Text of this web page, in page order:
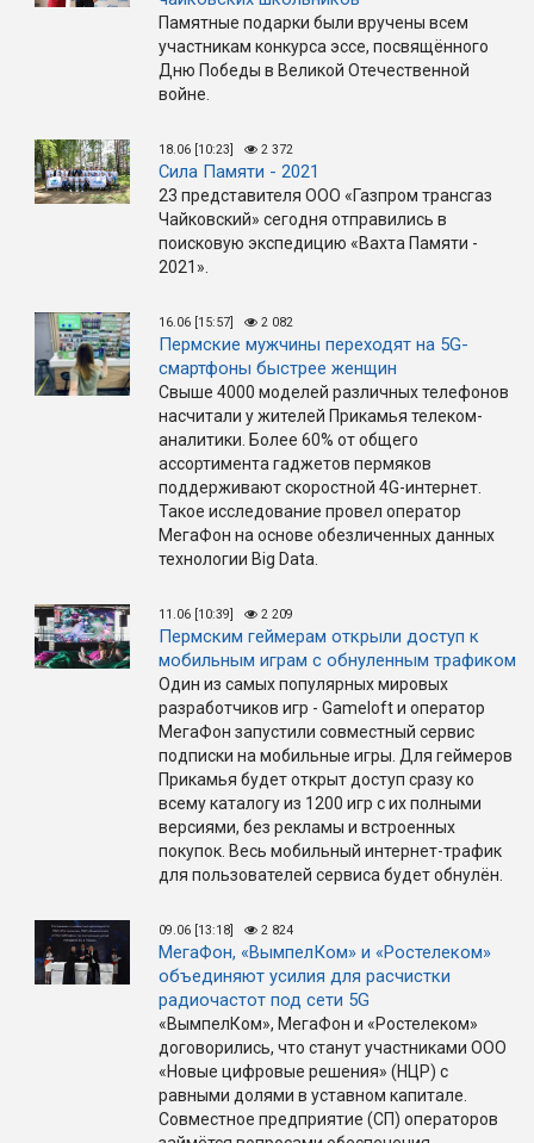
Памятные подарки были вручены всем
участникам конкурса эссе, посвящённого
Дню Победы в Великой Отечественной
войне.
18.06 [10:23] 2 372
Сила Памяти - 2021
23 представителя ООО «Газпром трансгаз
Чайковский» сегодня отправились в
поисковую экспедицию «Вахта Памяти -
2021».
16.06 [15:57] 2 082
Пермские мужчины переходят на 5G-
смартфоны быстрее женщин
Свыше 4000 моделей различных телефонов
насчитали у жителей Прикамья телеком-
аналитики. Более 60% от общего
ассортимента гаджетов пермяков
поддерживают скоростной 4G-интернет.
Такое исследование провел оператор
МегаФон на основе обезличенных данных
технологии Big Data.
11.06 [10:39] 2 209
Пермским геймерам открыли доступ к
мобильным играм с обнуленным трафиком
Один из самых популярных мировых
разработчиков игр - Gameloft и оператор
МегаФон запустили совместный сервис
подписки на мобильные игры. Для геймеров
Прикамья будет открыт доступ сразу ко
всему каталогу из 1200 игр с их полными
версиями, без рекламы и встроенных
покупок. Весь мобильный интернет-трафик
для пользователей сервиса будет обнулён.
09.06 [13:18] 2 824
МегаФон, «ВымпелКом» и «Ростелеком»
объединяют усилия для расчистки
радиочастот под сети 5G
«ВымпелКом», МегаФон и «Ростелеком»
договорились, что станут участниками ООО
«Новые цифровые решения» (НЦР) с
равными долями в уставном капитале.
Совместное предприятие (СП) операторов